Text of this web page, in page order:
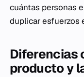
cuántas personas
duplicar esfuerzos
Diferencias
producto y